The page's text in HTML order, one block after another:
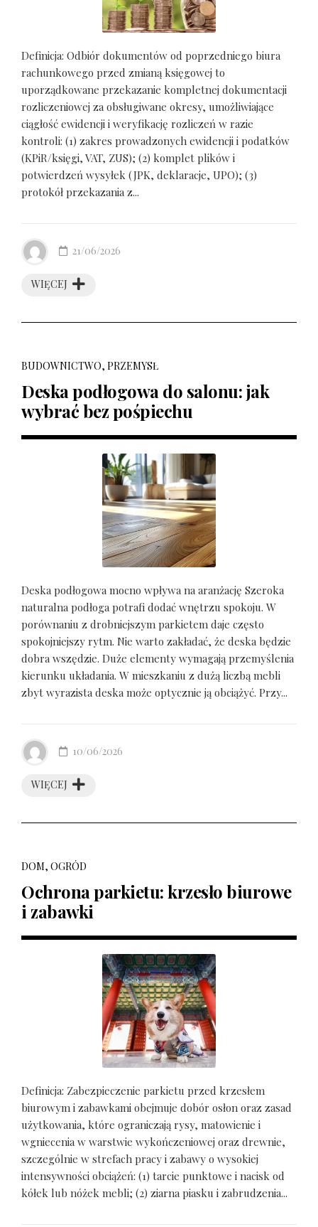
Definicja: Odbiór dokumentów od poprzedniego biura
rachunkowego przed zmianą księgowej to
uporządkowane przekazanie kompletnej dokumentacji
rozliczeniowej za obsługiwane okresy, umożliwiające
ciągłość ewidencji i weryfikację rozliczeń w razie
kontroli: (1) zakres prowadzonych ewidencji i podatków
(KPiR/księgi, VAT, ZUS); (2) komplet plików i
potwierdzeń wysyłek (JPK, deklaracje, UPO); (3)
protokół przekazania z...
WIĘCEJ
21/06/2026
BUDOWNICTWO, PRZEMYSŁ
Deska podłogowa do salonu: jak
wybrać bez pośpiechu
Deska podłogowa mocno wpływa na aranżację Szeroka
naturalna podłoga potrafi dodać wnętrzu spokoju. W
porównaniu z drobniejszym parkietem daje często
spokojniejszy rytm. Nie warto zakładać, że deska będzie
dobra wszędzie. Duże elementy wymagają przemyślenia
kierunku układania. W mieszkaniu z dużą liczbą mebli
zbyt wyrazista deska może optycznie ją obciążyć. Przy...
WIĘCEJ
10/06/2026
DOM, OGRÓD
Ochrona parkietu: krzesło biurowe
i zabawki
Definicja: Zabezpieczenie parkietu przed krzesłem
biurowym i zabawkami obejmuje dobór osłon oraz zasad
użytkowania, które ograniczają rysy, matowienie i
wgniecenia w warstwie wykończeniowej oraz drewnie,
szczególnie w strefach pracy i zabawy o wysokiej
intensywności obciążeń: (1) tarcie punktowe i nacisk od
kółek lub nóżek mebli; (2) ziarna piasku i zabrudzenia...